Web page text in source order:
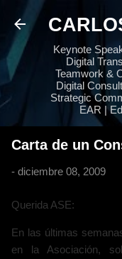
Ir
Keynote
Digital
Teamwork &
Digital
Strategic
EAR |
Carta de un
- diciembre 08, 2009
Querida ASE:
En las últimas
en la Asociación,